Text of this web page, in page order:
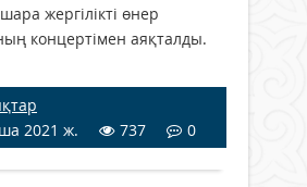
жергілікті өнер
концертімен аяқталды.
2021 ж.
737 0